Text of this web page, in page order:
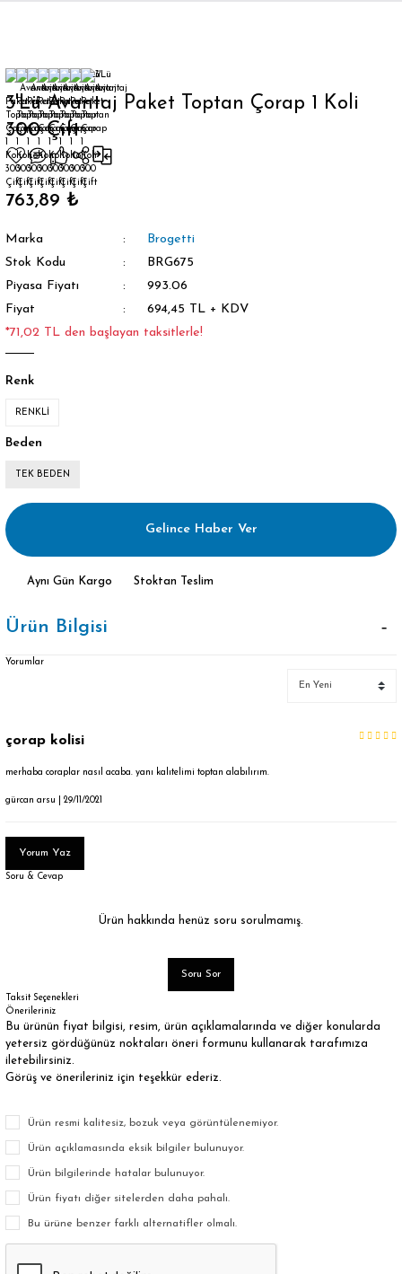
3'Lü Avantaj Paket Toptan Çorap 1 Koli
300 Çift
763,89 ₺
Marka
Brogetti
Stok Kodu
BRG675
Piyasa Fiyatı
993.06
Fiyat
694,45 TL + KDV
*71,02 TL den başlayan taksitlerle!
Renk
RENKLİ
Beden
TEK BEDEN
Gelince Haber Ver
Aynı Gün Kargo Stoktan Teslim
Ürün Bilgisi
Yorumlar
çorap kolisi
merhaba coraplar nasıl acaba. yanı kalıtelimi toptan alabılırım.
gürcan arsu | 29/11/2021
Yorum Yaz
Soru & Cevap
Ürün hakkında henüz soru sorulmamış.
Soru Sor
Taksit Seçenekleri
Önerileriniz
Bu ürünün fiyat bilgisi, resim, ürün açıklamalarında ve diğer konularda
yetersiz gördüğünüz noktaları öneri formunu kullanarak tarafımıza
iletebilirsiniz.
Görüş ve önerileriniz için teşekkür ederiz.
Ürün resmi kalitesiz, bozuk veya görüntülenemiyor.
Ürün açıklamasında eksik bilgiler bulunuyor.
Ürün bilgilerinde hatalar bulunuyor.
Ürün fiyatı diğer sitelerden daha pahalı.
Bu ürüne benzer farklı alternatifler olmalı.